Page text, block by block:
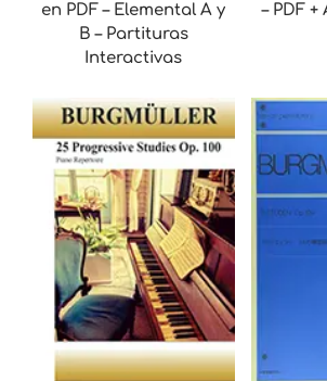
en PDF – Elemental A y
B – Partituras
Interactivas
– PDF